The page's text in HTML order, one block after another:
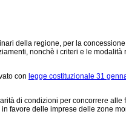
della regione, per la
nonchè i criteri e le
con legge costituzionale 31
di condizioni per concorrere
delle imprese delle zone